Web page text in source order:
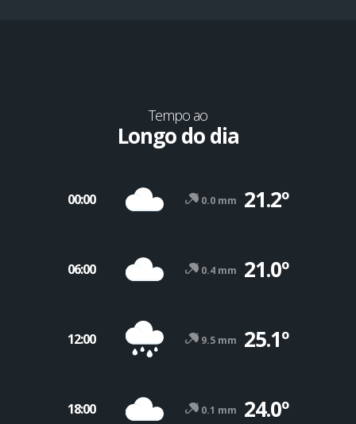
Tempo ao
Longo do dia
00:00 0.0 mm 21.2º
06:00 0.4 mm 21.0º
12:00 9.5 mm 25.1º
18:00 0.1 mm 24.0º